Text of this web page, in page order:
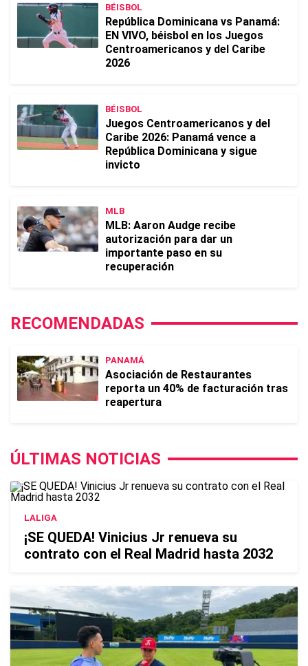
BÉISBOL
República Dominicana vs Panamá:
EN VIVO, béisbol en los Juegos
Centroamericanos y del Caribe
2026
BÉISBOL
Juegos Centroamericanos y del
Caribe 2026: Panamá vence a
República Dominicana y sigue
invicto
MLB
MLB: Aaron Audge recibe
autorización para dar un
importante paso en su
recuperación
RECOMENDADAS
PANAMÁ
Asociación de Restaurantes
reporta un 40% de facturación tras
reapertura
ÚLTIMAS NOTICIAS
LALIGA
¡SE QUEDA! Vinicius Jr renueva su
contrato con el Real Madrid hasta 2032